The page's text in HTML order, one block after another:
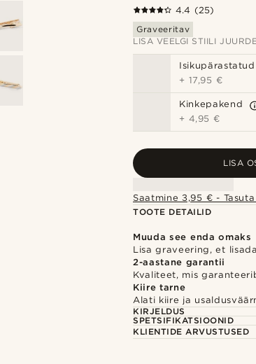
4.4 (25)
Graveeritav
LISA VEELGI STIILI JUURDE
+ 17,95 €
Kinkepakend
+ 4,95 €
LISA
Saatmine 3,95 € -
TOOTE DETAILID
Muuda see enda omaks
Lisa graveering, et
2-aastane garantii
Kvaliteet, mis
Kiire tarne
Alati kiire ja
KIRJELDUS
SPETSIFIKATSIOONID
KLIENTIDE ARVUSTUSED